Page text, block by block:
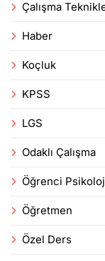
Çalışma
Haber
Koçluk
KPSS
LGS
Odaklı Çalışma
Öğrenci
Öğretmen
Özel Ders